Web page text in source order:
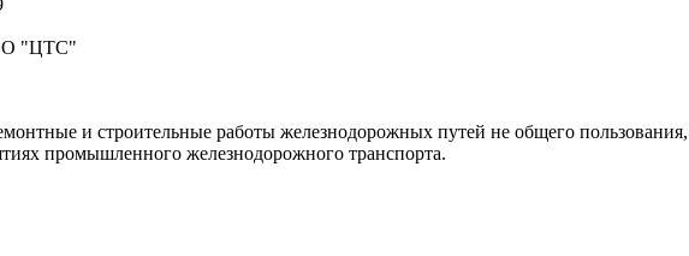
"ЦТС"
и строительные работы железнодорожных путей не общего
промышленного железнодорожного транспорта.